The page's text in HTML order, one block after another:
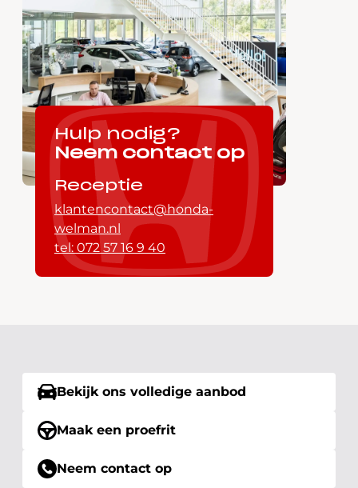
Hulp nodig?
Neem contact op
Receptie
klantencontact@honda-
welman.nl
tel: 072 57 16 9 40
Bekijk ons volledige aanbod
Maak een proefrit
Neem contact op